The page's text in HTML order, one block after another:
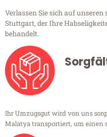
Verlassen Sie sich auf
Stuttgart, der Ihre
behandelt.
Ihr Umzugsgut wird von uns
Malatya transportiert, um einen